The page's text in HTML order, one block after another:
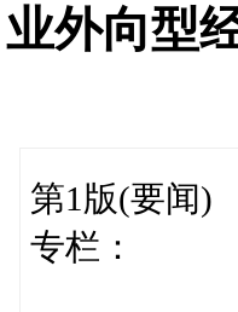
业外向型
第1版(要闻)
专栏：